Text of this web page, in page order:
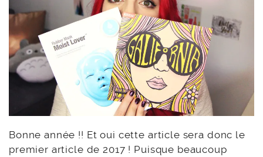
Bonne année !! Et oui cette article sera donc le
premier article de 2017 ! Puisque beaucoup